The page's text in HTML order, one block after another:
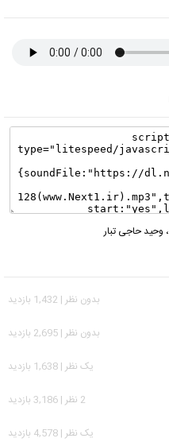
، وحید حاجی تبار
بدون نظر | 1,432 بازدید
بدون نظر | 2,695 بازدید
يک نظر | 1,638 بازدید
2 نظر | 3,186 بازدید
يک نظر | 4,578 بازدید